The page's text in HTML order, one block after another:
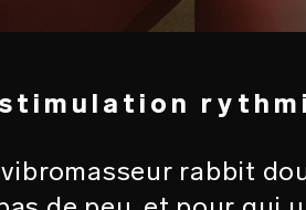
stimulation
rabbit